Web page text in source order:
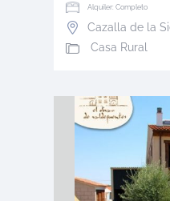
Alquiler: Completo
Cazalla de la
Casa Rural